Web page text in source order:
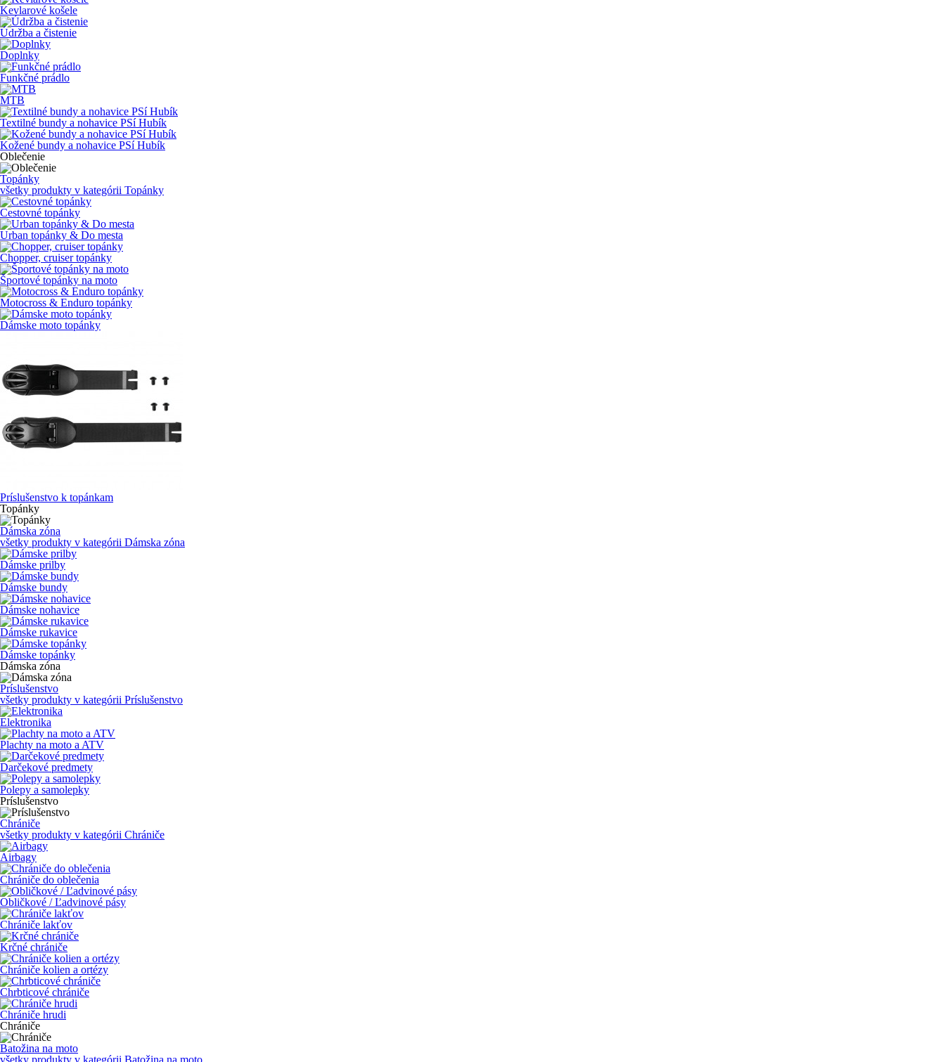
Kevlarové košele
Údržba a čistenie
Doplnky
Funkčné prádlo
MTB
Textilné bundy a nohavice PSí Hubík
Kožené bundy a nohavice PSí Hubík
Oblečenie
Topánky
všetky produkty v kategórii Topánky
Cestovné topánky
Urban topánky & Do mesta
Chopper, cruiser topánky
Športové topánky na moto
Motocross & Enduro topánky
Dámske moto topánky
Príslušenstvo k topánkam
Topánky
Dámska zóna
všetky produkty v kategórii Dámska zóna
Dámske prilby
Dámske bundy
Dámske nohavice
Dámske rukavice
Dámske topánky
Dámska zóna
Príslušenstvo
všetky produkty v kategórii Príslušenstvo
Elektronika
Plachty na moto a ATV
Darčekové predmety
Polepy a samolepky
Príslušenstvo
Chrániče
všetky produkty v kategórii Chrániče
Airbagy
Chrániče do oblečenia
Obličkové / Ľadvinové pásy
Chrániče lakťov
Krčné chrániče
Chrániče kolien a ortézy
Chrbticové chrániče
Chrániče hrudi
Chrániče
Batožina na moto
všetky produkty v kategórii Batožina na moto